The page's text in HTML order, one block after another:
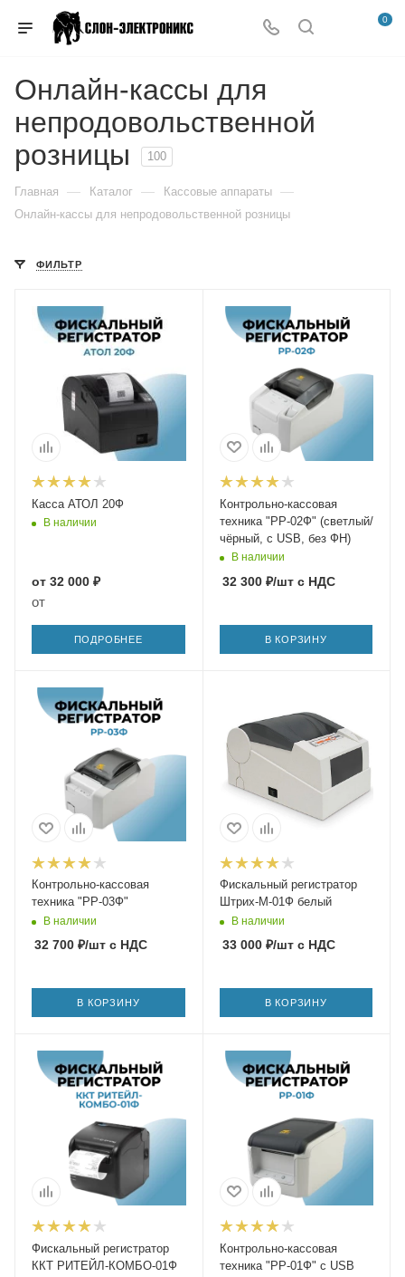
0
Онлайн-кассы для
непродовольственной
розницы
100
Главная — Каталог — Кассовые аппараты —
Онлайн-кассы для непродовольственной розницы
ФИЛЬТР
Касса АТОЛ 20Ф
В наличии
от 32 000 ₽
от
ПОДРОБНЕЕ
Контрольно-кассовая
техника "РР-02Ф" (светлый/
чёрный, с USB, без ФН)
В наличии
32 300₽/штс НДС
В КОРЗИНУ
Контрольно-кассовая
техника "РР-03Ф"
В наличии
32 700 ₽/шт с НДС
В КОРЗИНУ
Фискальный регистратор
Штрих-М-01Ф белый
В наличии
33 000₽/штс НДС
В КОРЗИНУ
Фискальный регистратор
ККТ РИТЕЙЛ-КОМБО-01Ф
Контрольно-кассовая
техника "РР-01Ф" с USB